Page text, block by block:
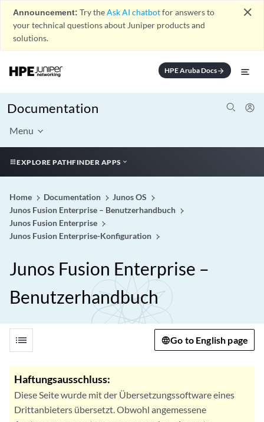
Announcement: Try theAsk AI chatbotfor answers to
your technical questions about Juniper products and
solutions.
close
HPE Aruba Docsarrow_forward
Documentation
Menu
EXPLORE PATHFINDER APPS
Home Documentation
Junos OS
Junos Fusion Enterprise – Benutzerhandbuch
Junos Fusion Enterprise
Junos Fusion Enterprise-Konfiguration
Junos Fusion Enterprise –
Benutzerhandbuch
list Go to English page
Haftungsausschluss:
Diese Seite wurde mit der Übersetzungssoftware eines
Drittanbieters übersetzt. Obwohl angemessene